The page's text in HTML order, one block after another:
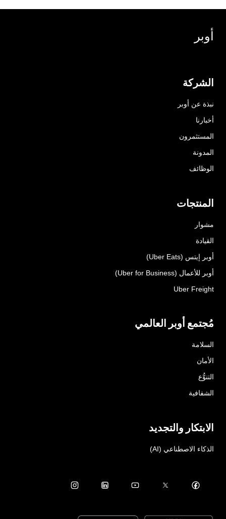
أوبر
الشركة
نبذة عن أوبر
أخبارنا
المستثمرون
المدونة
الوظائف
المنتجات
مشوار
القيادة
أوبر إيتس (Uber Eats)
أوبر للأعمال (Uber for Business)
Uber Freight
مُجتمع أوبر العالمي
السلامة
الأمان
التنوُّع
الشفافية
الابتكار والتجديد
الذكاء الاصطناعي (AI)